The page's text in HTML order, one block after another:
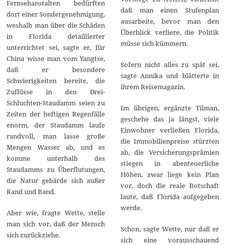
Fernsehanstalten bedürften
dort einer Sondergenehmigung,
weshalb man über die Schäden
in Florida detaillierter
unterrichtet sei, sagte er, für
China wisse man vom Yangtse,
daß er besondere
Schwierigkeiten bereite, die
Zuflüsse in den Drei-
Schluchten-Staudamm seien zu
Zeiten der heftigen Regenfälle
enorm, der Staudamm laufe
randvoll, man lasse große
Mengen Wasser ab, und es
komme unterhalb des
Staudamms zu Überflutungen,
die Natur gebärde sich außer
Rand und Band.
Aber wie, fragte Wette, stelle
man sich vor, daß der Mensch
sich zurückziehe.
daß man einen Stufenplan
ausarbeite, bevor man den
Überblick verliere, die Politik
müsse sich kümmern.
Sofern nicht alles zu spät sei,
sagte Annika und blätterte in
ihrem Reisemagazin.
Im übrigen, ergänzte Tilman,
geschehe das ja längst, viele
Einwohner verließen Florida,
die Immobilienpreise stürzten
ab, die Versicherungsprämien
stiegen in abenteuerliche
Höhen, zwar liege kein Plan
vor, doch die reale Botschaft
laute, daß Florida aufgegeben
werde.
Schon, sagte Wette, nur daß er
sich eine vorausschauend